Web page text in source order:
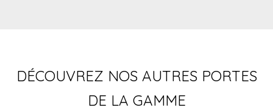
DÉCOUVREZ NOS AUTRES PORTES
DE LA GAMME